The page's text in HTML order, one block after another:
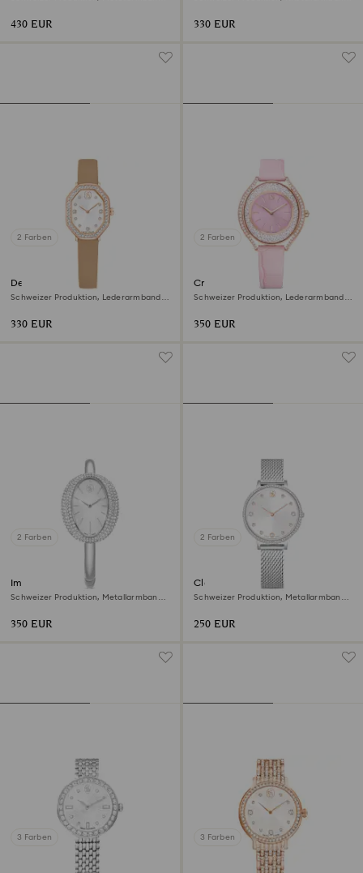
430 EUR 330 EUR
2 Farben
Dextera octagon Uhr
Schweizer Produktion, Lederarmband,
330 EUR
2 Farben
Crystalline aura Uhr
Schweizer Produktion, Lederarmband,
350 EUR
2 Farben
Imber bangle Uhr
Schweizer Produktion, Metallarmband,
350 EUR
2 Farben
Clarica Uhr
Schweizer Produktion, Metallarmband,
250 EUR
3 Farben 3 Farben